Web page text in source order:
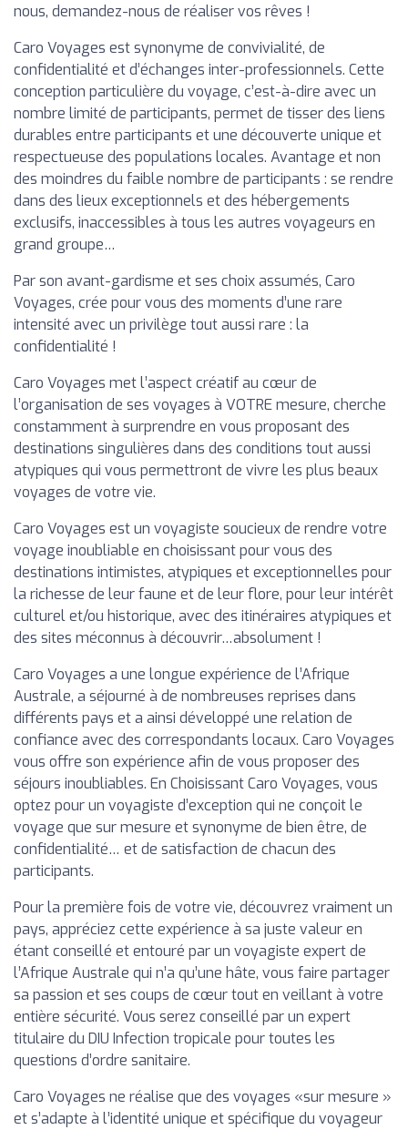
nous, demandez-nous de réaliser vos rêves !
Caro Voyages est synonyme de convivialité, de
confidentialité et d’échanges inter-professionnels. Cette
conception particulière du voyage, c’est-à-dire avec un
nombre limité de participants, permet de tisser des liens
durables entre participants et une découverte unique et
respectueuse des populations locales. Avantage et non
des moindres du faible nombre de participants : se rendre
dans des lieux exceptionnels et des hébergements
exclusifs, inaccessibles à tous les autres voyageurs en
grand groupe…
Par son avant-gardisme et ses choix assumés, Caro
Voyages, crée pour vous des moments d’une rare
intensité avec un privilège tout aussi rare : la
confidentialité !
Caro Voyages met l’aspect créatif au cœur de
l’organisation de ses voyages à VOTRE mesure, cherche
constamment à surprendre en vous proposant des
destinations singulières dans des conditions tout aussi
atypiques qui vous permettront de vivre les plus beaux
voyages de votre vie.
Caro Voyages est un voyagiste soucieux de rendre votre
voyage inoubliable en choisissant pour vous des
destinations intimistes, atypiques et exceptionnelles pour
la richesse de leur faune et de leur flore, pour leur intérêt
culturel et/ou historique, avec des itinéraires atypiques et
des sites méconnus à découvrir…absolument !
Caro Voyages a une longue expérience de l’Afrique
Australe, a séjourné à de nombreuses reprises dans
différents pays et a ainsi développé une relation de
confiance avec des correspondants locaux. Caro Voyages
vous offre son expérience afin de vous proposer des
séjours inoubliables. En Choisissant Caro Voyages, vous
optez pour un voyagiste d’exception qui ne conçoit le
voyage que sur mesure et synonyme de bien être, de
confidentialité… et de satisfaction de chacun des
participants.
Pour la première fois de votre vie, découvrez vraiment un
pays, appréciez cette expérience à sa juste valeur en
étant conseillé et entouré par un voyagiste expert de
l’Afrique Australe qui n’a qu’une hâte, vous faire partager
sa passion et ses coups de cœur tout en veillant à votre
entière sécurité. Vous serez conseillé par un expert
titulaire du DIU Infection tropicale pour toutes les
questions d’ordre sanitaire.
Caro Voyages ne réalise que des voyages «sur mesure »
et s’adapte à l’identité unique et spécifique du voyageur